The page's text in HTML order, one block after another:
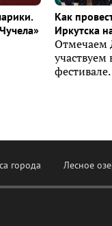
Как
Иркутска
Отмечаем
участвуем
фестивале.
города Лесное